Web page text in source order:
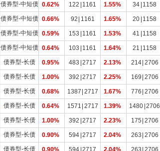
债券型-中短债 0.62% 122 1161 1.55% 34 1158
债券型-中短债 0.66% 92 1161 1.65% 20 1158
债券型-中短债 0.59% 153 1161 1.53% 41 1158
债券型-中短债 0.64% 103 1161 1.64% 21 1158
债券型-长债 0.95% 483 2717 2.13% 214 2706
债券型-长债 1.00% 392 2717 2.25% 169 2706
债券型-长债 0.68% 1387 2717 1.67% 776 2706
债券型-长债 0.64% 1571 2717 1.39% 1480 2706
债券型-长债 1.00% 392 2717 2.23% 175 2706
债券型-长债 0.90% 594 2717 2.04% 263 2706
债券型-长债 0.90% 594 2717 2.04% 263 2706